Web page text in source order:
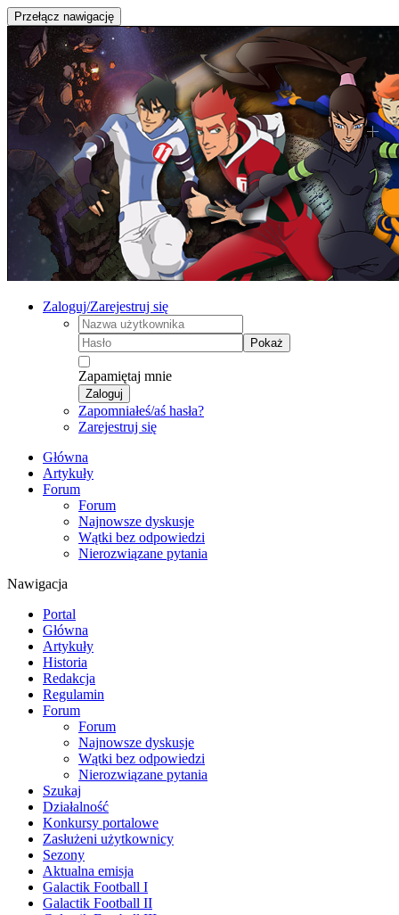
Przełącz nawigację
Zaloguj/Zarejestruj się
Pokaż
Zapamiętaj mnie
Zaloguj
Zapomniałeś/aś hasła?
Zarejestruj się
Główna
Artykuły
Forum
Forum
Najnowsze dyskusje
Wątki bez odpowiedzi
Nierozwiązane pytania
Nawigacja
Portal
Główna
Artykuły
Historia
Redakcja
Regulamin
Forum
Forum
Najnowsze dyskusje
Wątki bez odpowiedzi
Nierozwiązane pytania
Szukaj
Działalność
Konkursy portalowe
Zasłużeni użytkownicy
Sezony
Aktualna emisja
Galactik Football I
Galactik Football II